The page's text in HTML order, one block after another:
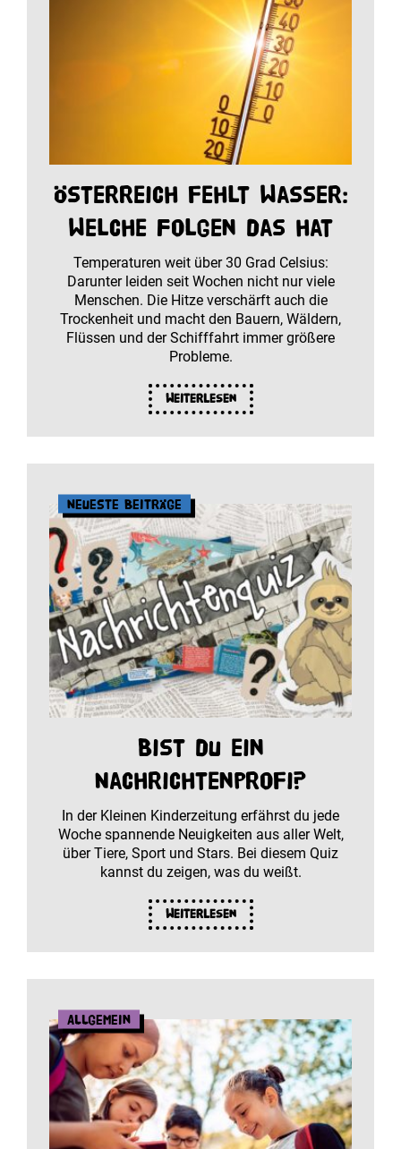
Österreich fehlt Wasser:
Welche Folgen das hat
Temperaturen weit über 30 Grad Celsius:
Darunter leiden seit Wochen nicht nur viele
Menschen. Die Hitze verschärft auch die
Trockenheit und macht den Bauern, Wäldern,
Flüssen und der Schifffahrt immer größere
Probleme.
Weiterlesen
Neueste Beiträge
Bist du ein
Nachrichtenprofi?
In der Kleinen Kinderzeitung erfährst du jede
Woche spannende Neuigkeiten aus aller Welt,
über Tiere, Sport und Stars. Bei diesem Quiz
kannst du zeigen, was du weißt.
Weiterlesen
Allgemein